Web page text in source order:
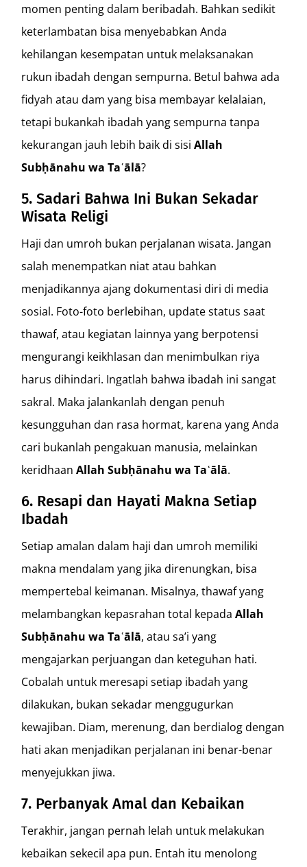
momen penting dalam beribadah. Bahkan sedikit
keterlambatan bisa menyebabkan Anda
kehilangan kesempatan untuk melaksanakan
rukun ibadah dengan sempurna. Betul bahwa ada
fidyah atau dam yang bisa membayar kelalaian,
tetapi bukankah ibadah yang sempurna tanpa
kekurangan jauh lebih baik di sisiAllah
Subḥānahu wa Taʿālā?
5. Sadari Bahwa Ini Bukan Sekadar
Wisata Religi
Haji dan umroh bukan perjalanan wisata. Jangan
salah menempatkan niat atau bahkan
menjadikannya ajang dokumentasi diri di media
sosial. Foto-foto berlebihan, update status saat
thawaf, atau kegiatan lainnya yang berpotensi
mengurangi keikhlasan dan menimbulkan riya
harus dihindari. Ingatlah bahwa ibadah ini sangat
sakral. Maka jalankanlah dengan penuh
kesungguhan dan rasa hormat, karena yang Anda
cari bukanlah pengakuan manusia, melainkan
keridhaanAllah Subḥānahu wa Taʿālā.
6. Resapi dan Hayati Makna Setiap
Ibadah
Setiap amalan dalam haji dan umroh memiliki
makna mendalam yang jika direnungkan, bisa
mempertebal keimanan. Misalnya, thawaf yang
melambangkan kepasrahan total kepadaAllah
Subḥānahu wa Taʿālā, atau sa’i yang
mengajarkan perjuangan dan keteguhan hati.
Cobalah untuk meresapi setiap ibadah yang
dilakukan, bukan sekadar menggugurkan
kewajiban. Diam, merenung, dan berdialog dengan
hati akan menjadikan perjalanan ini benar-benar
menyejukkan jiwa.
7. Perbanyak Amal dan Kebaikan
Terakhir, jangan pernah lelah untuk melakukan
kebaikan sekecil apa pun. Entah itu menolong